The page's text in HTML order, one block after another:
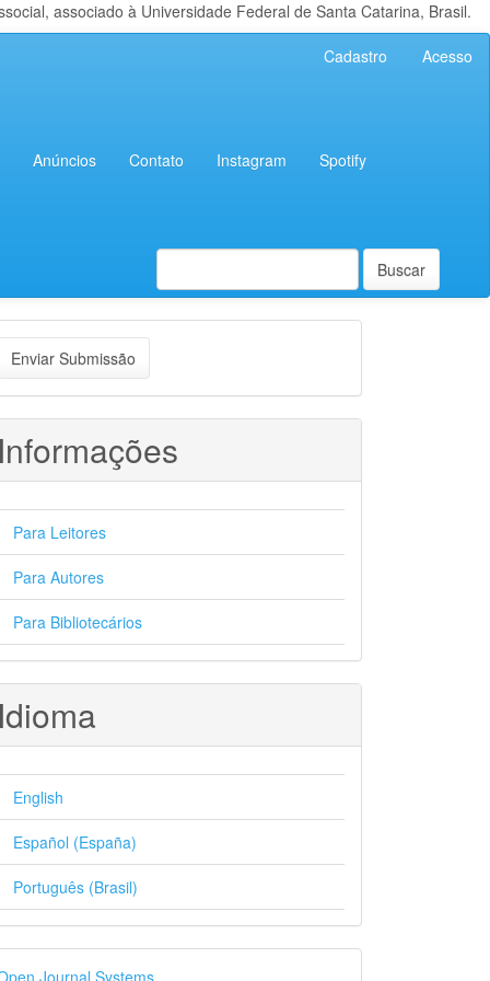
associado à Universidade Federal de Santa Catarina, Brasil.
Cadastro Acesso
Anúncios Contato Instagram Spotify
Buscar
Enviar Submissão
Para Leitores
Para Autores
Para Bibliotecários
English
Español (España)
Português (Brasil)
Journal Systems